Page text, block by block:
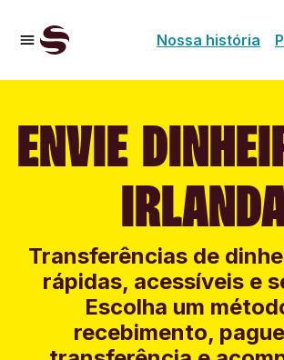
Nossa história
ENVIE
Transferências de
rápidas, acessíveis e
Escolha um
recebimento,